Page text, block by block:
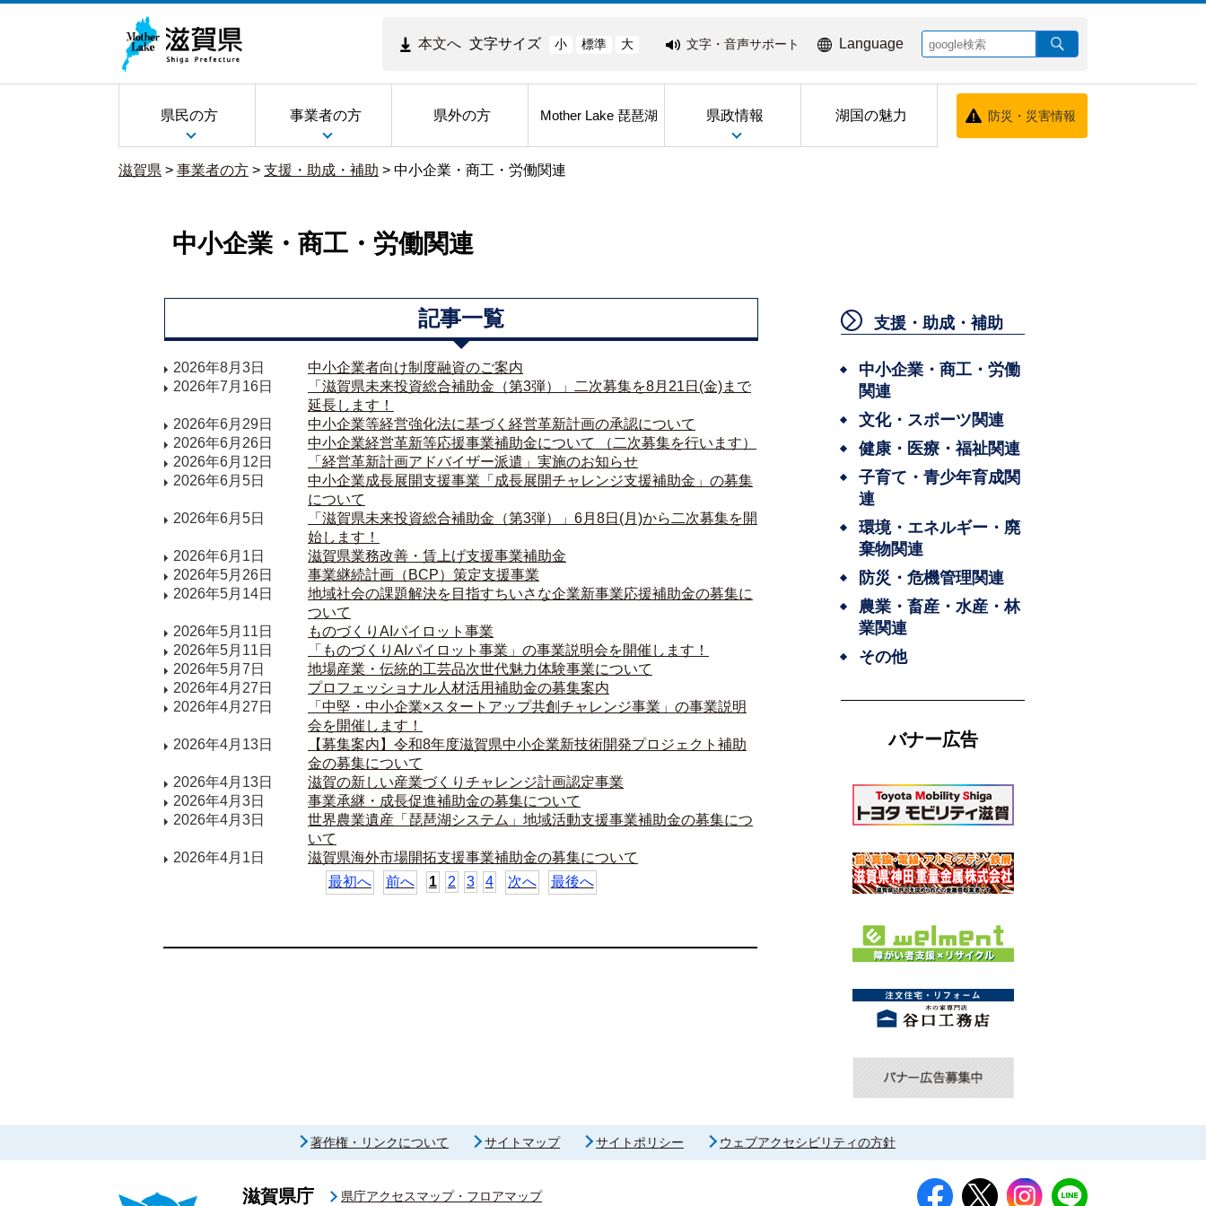
本文へ 文字サイズ 小 標準 大 文字・音声サポート Language
県民の方 事業者の方 県外の方 Mother Lake 琵琶湖 県政情報 湖国の魅力 防災・災害情報
滋賀県 > 事業者の方 > 支援・助成・補助 > 中小企業・商工・労働関連
中小企業・商工・労働関連
記事一覧
2026年8月3日
中小企業者向け制度融資のご案内
2026年7月16日
「滋賀県未来投資総合補助金（第3弾）」二次募集を8月21日(金)まで
延長します！
2026年6月29日
中小企業等経営強化法に基づく経営革新計画の承認について
2026年6月26日
中小企業経営革新等応援事業補助金について （二次募集を行います）
2026年6月12日
「経営革新計画アドバイザー派遣」実施のお知らせ
2026年6月5日
中小企業成長展開支援事業「成長展開チャレンジ支援補助金」の募集
について
2026年6月5日
「滋賀県未来投資総合補助金（第3弾）」6月8日(月)から二次募集を開
始します！
2026年6月1日
滋賀県業務改善・賃上げ支援事業補助金
2026年5月26日
事業継続計画（BCP）策定支援事業
2026年5月14日
地域社会の課題解決を目指すちいさな企業新事業応援補助金の募集に
ついて
2026年5月11日
ものづくりAIパイロット事業
2026年5月11日
「ものづくりAIパイロット事業」の事業説明会を開催します！
2026年5月7日
地場産業・伝統的工芸品次世代魅力体験事業について
2026年4月27日
プロフェッショナル人材活用補助金の募集案内
2026年4月27日
「中堅・中小企業×スタートアップ共創チャレンジ事業」の事業説明
会を開催します！
2026年4月13日
【募集案内】令和8年度滋賀県中小企業新技術開発プロジェクト補助
金の募集について
2026年4月13日
滋賀の新しい産業づくりチャレンジ計画認定事業
2026年4月3日
事業承継・成長促進補助金の募集について
2026年4月3日
世界農業遺産「琵琶湖システム」地域活動支援事業補助金の募集につ
いて
2026年4月1日
滋賀県海外市場開拓支援事業補助金の募集について
最初へ
前へ 1 2 3 4 次へ 最後へ
支援・助成・補助
中小企業・商工・労働
関連
文化・スポーツ関連
健康・医療・福祉関連
子育て・青少年育成関
連
環境・エネルギー・廃
棄物関連
防災・危機管理関連
農業・畜産・水産・林
業関連
その他
バナー広告
著作権・リンクについて サイトマップ サイトポリシー ウェブアクセシビリティの方針
滋賀県庁 県庁アクセスマップ・フロアマップ